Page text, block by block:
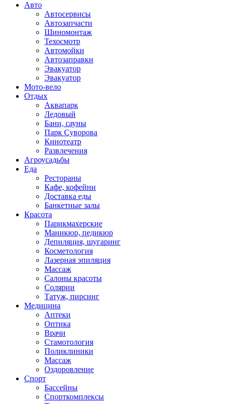
Авто
Автосервисы
Автозапчасти
Шиномонтаж
Техосмотр
Автомойки
Автозаправки
Эвакуатор
Эвакуатор
Мото-вело
Отдых
Аквапарк
Ледовый
Бани, сауны
Парк Суворова
Кинотеатр
Развлечения
Агроусадьбы
Еда
Рестораны
Кафе, кофейни
Доставка еды
Банкетные залы
Красота
Парикмахерские
Маникюр, педикюр
Депиляция, шугаринг
Косметология
Лазерная эпиляция
Массаж
Салоны красоты
Солярии
Татуж, пирсинг
Медицина
Аптеки
Оптика
Врачи
Стамотология
Поликлиники
Массаж
Оздоровление
Спорт
Бассейны
Спорткомплексы